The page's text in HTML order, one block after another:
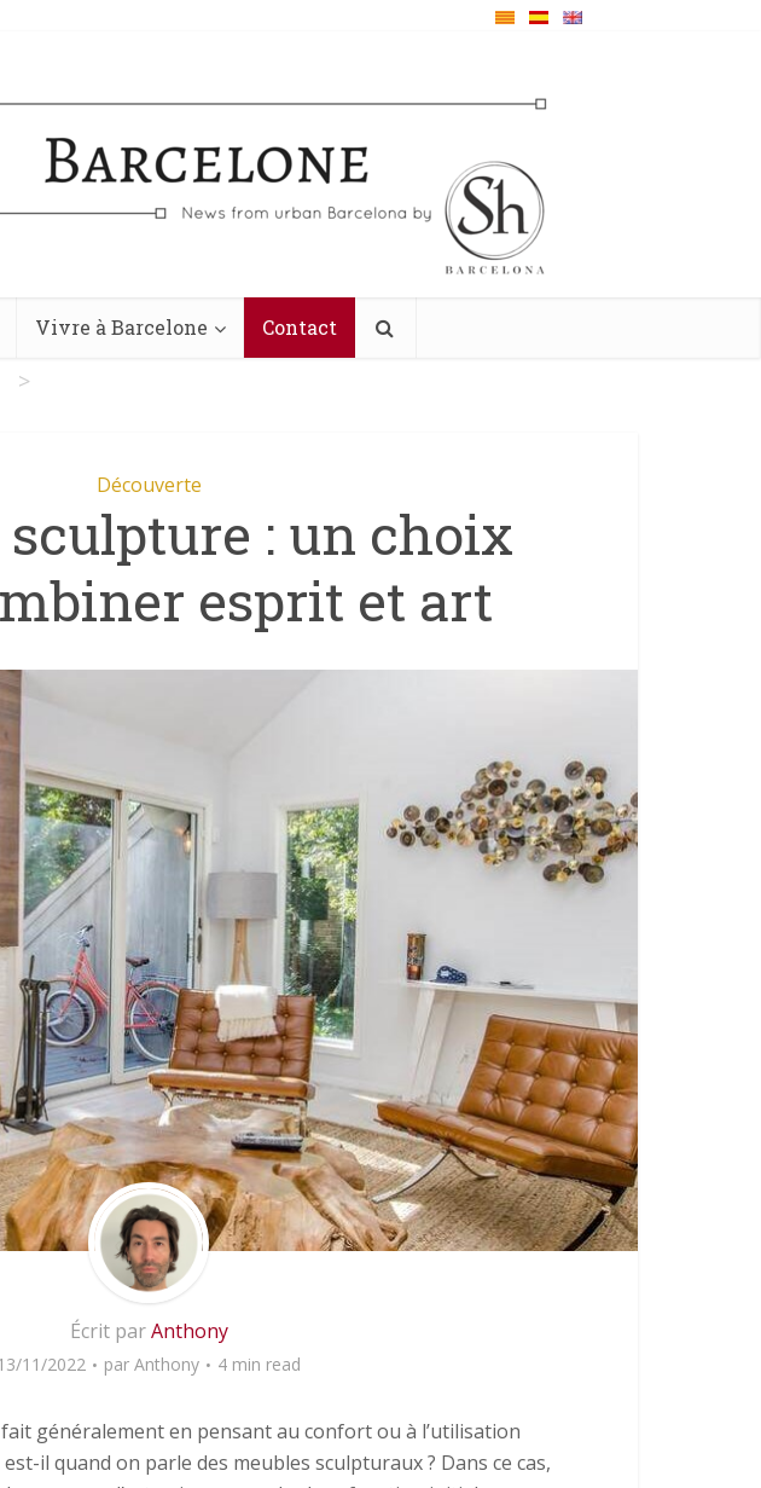
Vivre à Barcelone Contact
>
Découverte
: un choix
esprit et art
Écrit parAnthony
11/2022 par Anthony 4 min read
généralement en pensant au confort ou à l’utilisation
il quand on parle des meubles sculpturaux ? Dans ce cas,